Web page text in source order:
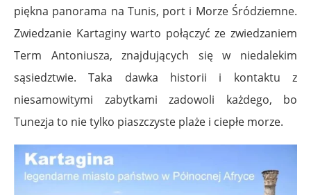
piękna panorama na Tunis, port i Morze Śródziemne.
Zwiedzanie Kartaginy warto połączyć ze zwiedzaniem
Term Antoniusza, znajdujących się w niedalekim
sąsiedztwie. Taka dawka historii i kontaktu z
niesamowitymi zabytkami zadowoli każdego, bo
Tunezja to nie tylko piaszczyste plaże i ciepłe morze.